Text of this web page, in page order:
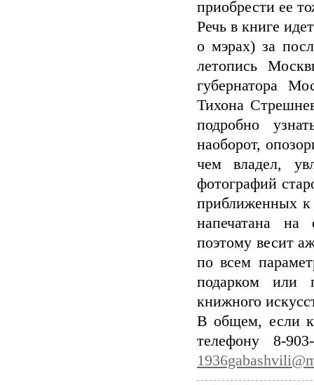
приобрести ее
Речь в книге
о мэрах) за
летопись
губернатора
Тихона
подробно
наоборот,
чем владел,
фотографий
приближенных
напечатана на
поэтому весит
по всем
подарком или
книжного
В общем, если
телефону 8-